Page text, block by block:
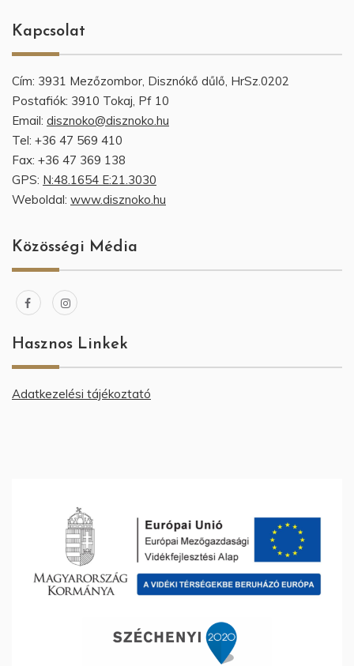
Kapcsolat
Cím: 3931 Mezőzombor, Disznókő dűlő, HrSz.0202
Postafiók: 3910 Tokaj, Pf 10
Email: disznoko@disznoko.hu
Tel: +36 47 569 410
Fax: +36 47 369 138
GPS: N:48.1654 E:21.3030
Weboldal: www.disznoko.hu
Közösségi Média
Hasznos Linkek
Adatkezelési tájékoztató